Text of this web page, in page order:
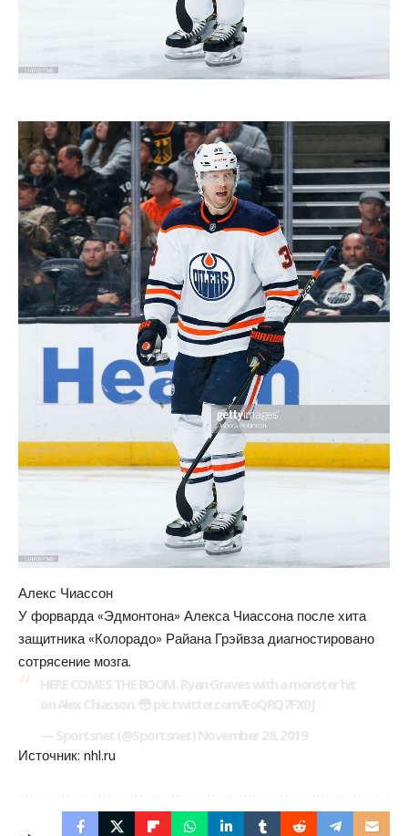
Алекс Чиассон
У форварда «Эдмонтона» Алекса Чиассона после хита
защитника «Колорадо» Райана Грэйвза диагностировано
сотрясение мозга.
Источник: nhl.ru